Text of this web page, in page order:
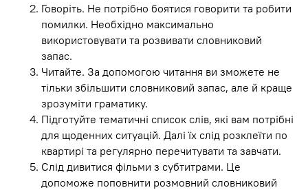
Говоріть. Не потрібно боятися говорити та робити
помилки. Необхідно максимально
використовувати та розвивати словниковий
запас.
Читайте. За допомогою читання ви зможете не
тільки збільшити словниковий запас, але й краще
зрозуміти граматику.
Підготуйте тематичні список слів, які вам потрібні
для щоденних ситуацій. Далі їх слід розклеїти по
квартирі та регулярно перечитувати та завчати.
Слід дивитися фільми з субтитрами. Це
допоможе поповнити розмовний словниковий